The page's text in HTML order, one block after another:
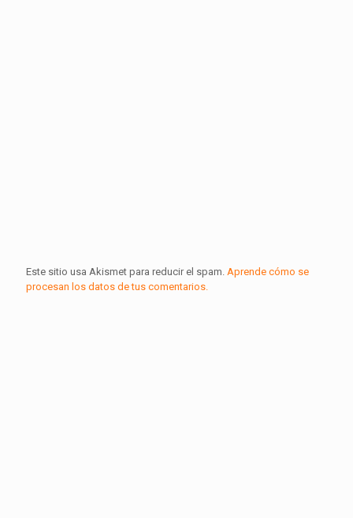
Este sitio usa Akismet para reducir el spam. Aprende cómo se
procesan los datos de tus comentarios.